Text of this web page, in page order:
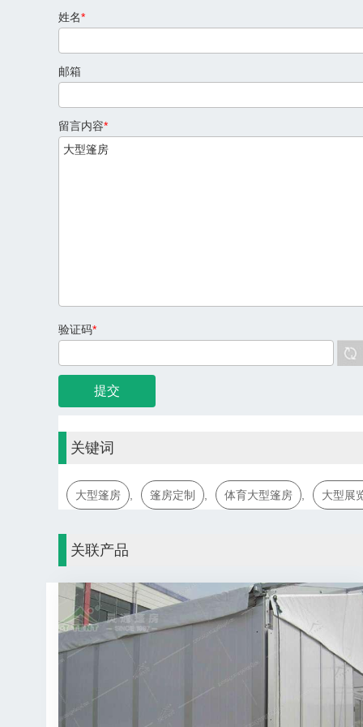
姓名*
邮箱
留言内容*
验证码*
关键词
大型篷房 , 篷房定制 , 体育大型篷房 , 大型展
关联产品